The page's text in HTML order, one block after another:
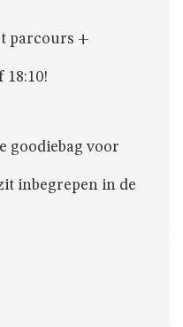
parcours +
goodiebag voor
inbegrepen in de